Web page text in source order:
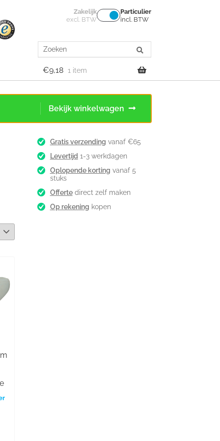
Zakelijk
excl. BTW
Particulier
incl. BTW
Search
for:
€9,18 1 item
Bekijk winkelwagen
Gratis verzending vanaf €65
Levertijd 1-3 werkdagen
Oplopende korting vanaf 5
stuks
Offertedirect zelf maken
Op rekening kopen